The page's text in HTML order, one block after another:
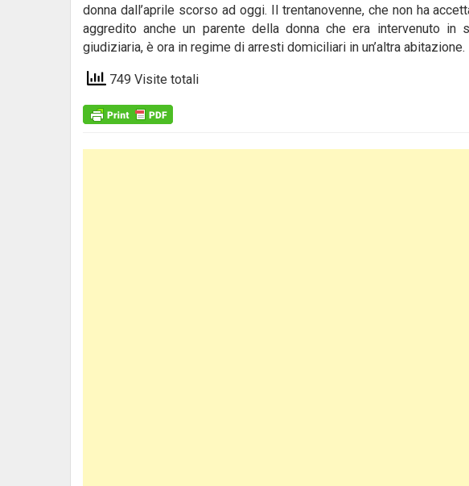
donna dall’aprile scorso ad oggi. Il trentanovenne, che non ha
aggredito anche un parente della donna che era intervenuto in
giudiziaria, è ora in regime di arresti domiciliari in un’altra abitazione.
749 Visite totali